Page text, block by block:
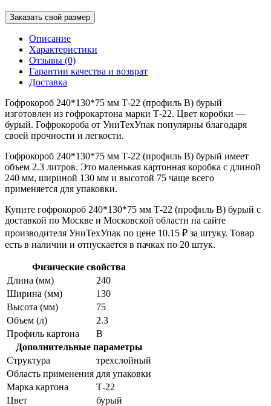
Заказать свой размер
Описание
Характеристики
Отзывы (0)
Гарантии качества и возврат
Доставка
Гофрокороб 240*130*75 мм Т-22 (профиль B) бурый
изготовлен из гофрокартона марки Т-22. Цвет коробки —
бурый. Гофрокороба от УниТехУпак популярны благодаря
своей прочности и легкости.
Гофрокороб 240*130*75 мм Т-22 (профиль B) бурый имеет
объем 2.3 литров. Это маленькая картонная коробка с длиной
240 мм, шириной 130 мм и высотой 75 чаще всего
применяется для упаковки.
Купите гофрокороб 240*130*75 мм Т-22 (профиль B) бурый с
доставкой по Москве и Московской области на сайте
производителя УниТехУпак по цене 10.15 ₽ за штуку. Товар
есть в наличии и отпускается в пачках по 20 штук.
Физические свойства
Длина (мм)
240
Ширина (мм)
130
Высота (мм)
75
Объем (л)
2.3
Профиль картона
В
Дополнительные параметры
Структура
трехслойный
Область применения для упаковки
Марка картона
Т-22
Цвет
бурый